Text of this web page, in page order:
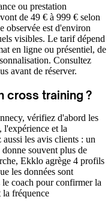
ou prestation
de 49 € à 999 € selon
observée est d'environ
visibles. Le tarif dépend
en ligne ou présentiel, de
Consultez
avant de réserver.
cross training ?
vérifiez d'abord les
l'expérience et la
les avis clients : un
souvent plus de
Ekklo agrège 4 profils
les données sont
coach pour confirmer la
la fréquence